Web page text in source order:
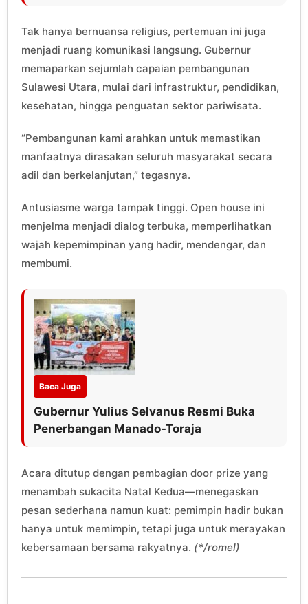
Tak hanya bernuansa religius, pertemuan ini juga
menjadi ruang komunikasi langsung. Gubernur
memaparkan sejumlah capaian pembangunan
Sulawesi Utara, mulai dari infrastruktur, pendidikan,
kesehatan, hingga penguatan sektor pariwisata.
“Pembangunan kami arahkan untuk memastikan
manfaatnya dirasakan seluruh masyarakat secara
adil dan berkelanjutan,” tegasnya.
Antusiasme warga tampak tinggi. Open house ini
menjelma menjadi dialog terbuka, memperlihatkan
wajah kepemimpinan yang hadir, mendengar, dan
membumi.
Baca Juga
Gubernur Yulius Selvanus Resmi Buka
Penerbangan Manado-Toraja
Acara ditutup dengan pembagian door prize yang
menambah sukacita Natal Kedua—menegaskan
pesan sederhana namun kuat: pemimpin hadir bukan
hanya untuk memimpin, tetapi juga untuk merayakan
kebersamaan bersama rakyatnya. (*/romel)